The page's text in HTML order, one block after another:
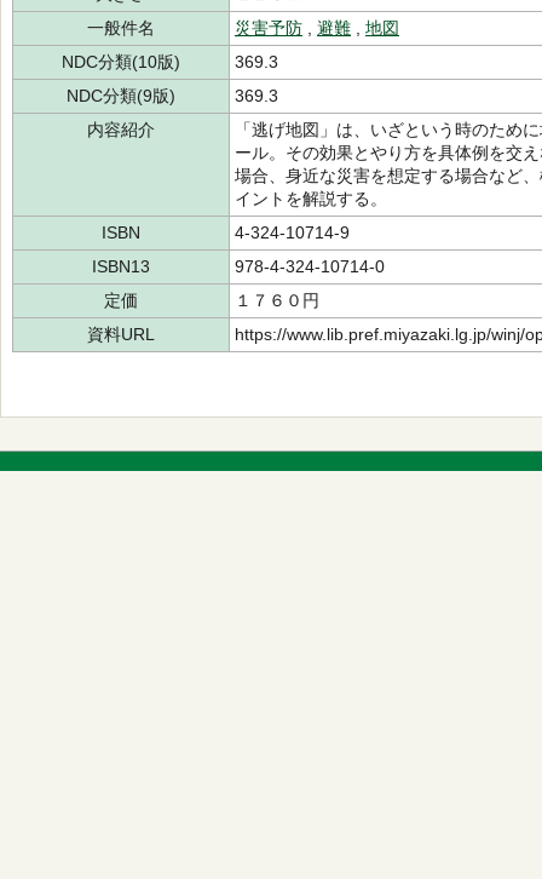
一般件名
災害予防 避難
地図
NDC分類(10版)
369.3
NDC分類(9版)
369.3
内容紹介
「逃げ地図」は、いざという時のため
ール。その効果とやり方を具体例を交
場合、身近な災害を想定する場合など
イントを解説する。
ISBN
4-324-10714-9
ISBN13
978-4-324-10714-0
定価
１７６０円
資料URL
https://www.lib.pref.miyazaki.lg.jp/winj/